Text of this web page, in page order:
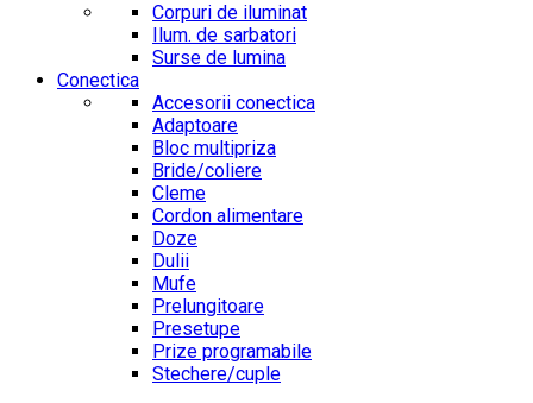
Corpuri de iluminat
Ilum. de sarbatori
Surse de lumina
Conectica
Accesorii conectica
Adaptoare
Bloc multipriza
Bride/coliere
Cleme
Cordon alimentare
Doze
Dulii
Mufe
Prelungitoare
Presetupe
Prize programabile
Stechere/cuple